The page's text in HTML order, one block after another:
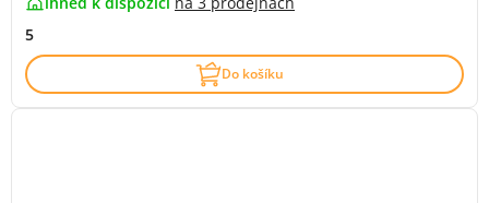
5
Do košíku